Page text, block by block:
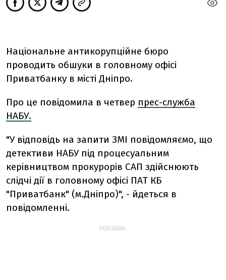
Національне антикорупційне бюро
проводить обшуки в головному офісі
Приватбанку в місті Дніпро.
Про це повідомила в четвер прес-служба
НАБУ.
"У відповідь на запити ЗМІ повідомляємо, що
детективи НАБУ під процесуальним
керівництвом прокурорів САП здійснюють
слідчі дії в головному офісі ПАТ КБ
"Приватбанк" (м.Дніпро)", - йдеться в
повідомленні.
РЕКЛАМА: